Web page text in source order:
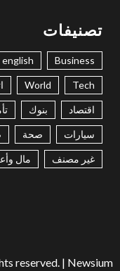
تصنيفات
Business
english
Tech
World
اقتصاد بنوك
سيارات صحة
غير مصنف مال
reserved. | Newsium